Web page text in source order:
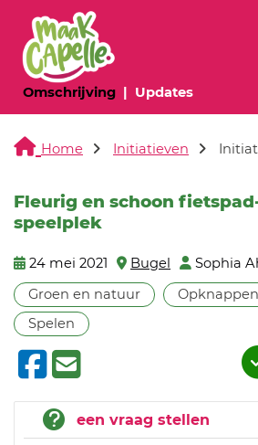
Omschrijving(huidige pagina)
Updates(huidige
Home Initiatieven
Fleurig en schoon
speelplek
24 mei 2021 Bugel
Sophia
Groen en natuur
Spelen
een vraag stellen